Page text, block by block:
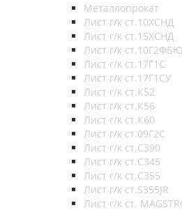
Металлопрокат
Лист г/к ст.10ХСНД
Лист г/к ст.15ХСНД
Лист г/к ст.10Г2ФБЮ
Лист г/к ст.17Г1С
Лист г/к ст.17Г1СУ
Лист г/к ст.К52
Лист г/к ст.К56
Лист г/к ст.К60
Лист г/к ст.09Г2С
Лист г/к ст.C390
Лист г/к ст.C345
Лист г/к ст.C355
Лист г/к ст.S355JR
Лист г/к ст.